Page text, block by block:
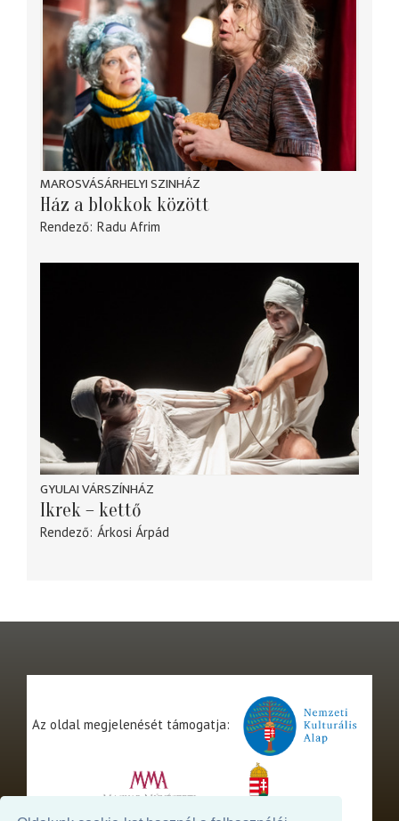
MAROSVÁSÁRHELYI SZINHÁZ
Ház a blokkok között
Rendező Radu Afrim
GYULAI VÁRSZÍNHÁZ
Ikrek – kettő
Rendező Árkosi Árpád
Az oldal megjelenését támogatja: